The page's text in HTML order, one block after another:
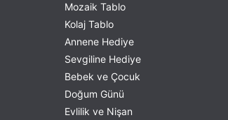
Mozaik Tablo
Kolaj Tablo
Annene Hediye
Sevgiline Hediye
Bebek ve Çocuk
Doğum Günü
Evlilik ve Nişan